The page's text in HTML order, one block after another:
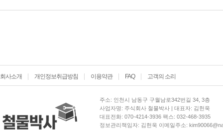
회사소개 개인정보취급방침 이용약관 FAQ 고객의 소리
주소: 인천시 남동구 구월남로342번길 34, 3층
사업자명: 주식회사 철물박사 | 대표자: 김헌욱
대표전화: 070-4214-3936 팩스: 032-468-3935
정보관리책임자: 김헌욱 이메일주소: